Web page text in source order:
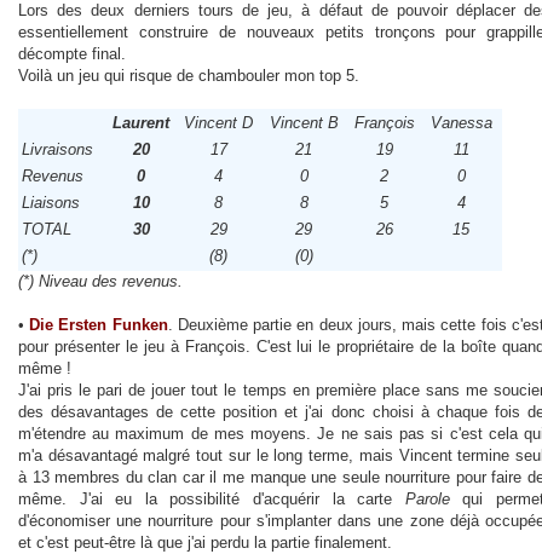
Lors des deux derniers tours de jeu, à défaut de pouvoir déplacer
essentiellement construire de nouveaux petits tronçons pour
décompte final.
Voilà un jeu qui risque de chambouler mon top 5.
Laurent Vincent D Vincent B François
Vanessa
Livraisons
20 17 21 19
11
Revenus
0 4 0 2
0
Liaisons
10 8 8 5
4
TOTAL
30 29 29 26
15
(*)
(8)
(0)
(*) Niveau des revenus.
• Die Ersten Funken. Deuxième partie en deux jours, mais cette fois
pour présenter le jeu à François. C'est lui le propriétaire de la boîte
même !
J'ai pris le pari de jouer tout le temps en première place sans me
des désavantages de cette position et j'ai donc choisi à chaque fois
m'étendre au maximum de mes moyens. Je ne sais pas si c'est cela
m'a désavantagé malgré tout sur le long terme, mais Vincent termine
à 13 membres du clan car il me manque une seule nourriture pour faire
même. J'ai eu la possibilité d'acquérir la carte Parolequi
d'économiser une nourriture pour s'implanter dans une zone déjà
et c'est peut-être là que j'ai perdu la partie finalement.